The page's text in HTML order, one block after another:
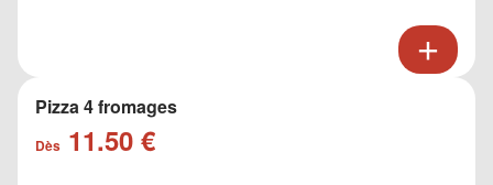
Pizza 4 fromages
Dès 11.50 €